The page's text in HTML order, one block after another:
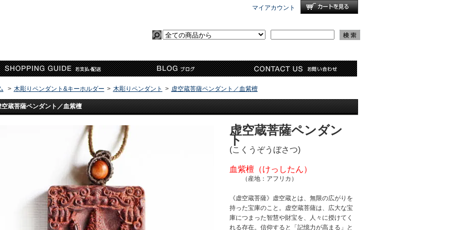
マイアカウント
> 木彫りペンダント&キーホルダー > 木彫りペンダント > 虚空蔵菩薩ペンダント／血紫檀
空蔵菩薩ペンダント／血紫檀
虚空蔵菩薩ペンダン
ト
(こくうぞうぼさつ)
血紫檀（けっしたん）
（産地：アフリカ）
《虚空蔵菩薩》虚空蔵とは、無限の広がりを
持った宝庫のこと。虚空蔵菩薩は、広大な宝
庫につまった智慧や財宝を、人々に授けてく
れる存在。信仰すると「記憶力が高まる」と